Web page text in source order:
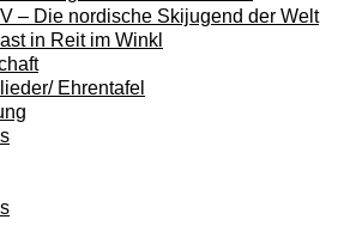
– Die nordische Skijugend der Welt
in Reit im Winkl
Ehrentafel